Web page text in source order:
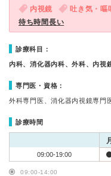
内視鏡 吐き気・嘔
待ち時間長い
診療科目：
内科、消化器内科、外科、内視
専門医・資格：
外科専門医、消化器内視鏡専門
診療時間
月
09:00-19:00
09:00-14:00